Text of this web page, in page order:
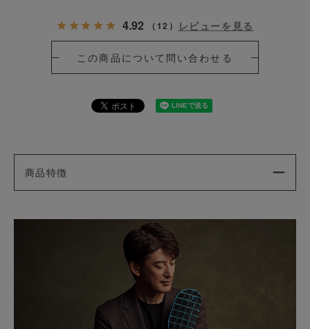
4.92 （ 12 ） レビューを見る
この商品について問い合わせる
商品特徴